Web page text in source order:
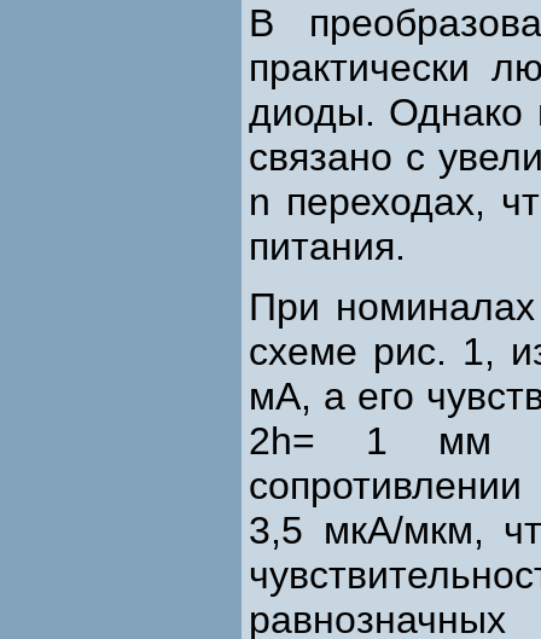
В
практически
диоды. Однако
связано с
n переходах,
питания.
При
схеме рис. 1,
мА, а его
2h= 1 мм в
3,5 мкА/мкм,